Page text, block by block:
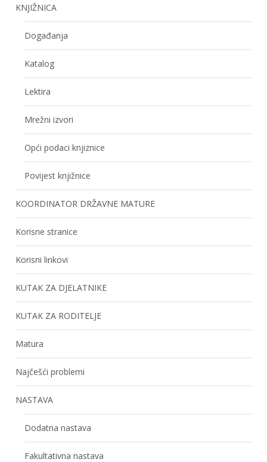
KNJIŽNICA
Događanja
Katalog
Lektira
Mrežni izvori
Opći podaci knjiznice
Povijest knjižnice
KOORDINATOR DRŽAVNE MATURE
Korisne stranice
Korisni linkovi
KUTAK ZA DJELATNIKE
KUTAK ZA RODITELJE
Matura
Najčešći problemi
NASTAVA
Dodatna nastava
Fakultativna nastava